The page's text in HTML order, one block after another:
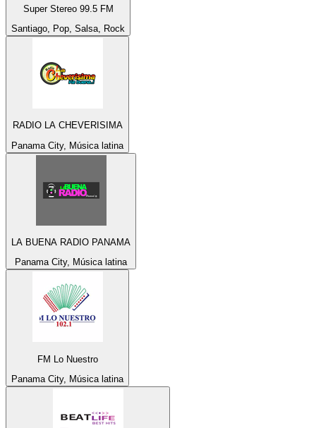
Super Stereo 99.5 FM
Santiago, Pop, Salsa, Rock
RADIO LA CHEVERISIMA
Panama City, Música latina
LA BUENA RADIO PANAMA
Panama City, Música latina
FM Lo Nuestro
Panama City, Música latina